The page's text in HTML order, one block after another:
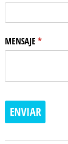
MENSAJE *
(required)
ENVIAR